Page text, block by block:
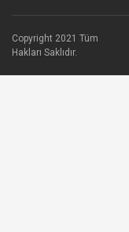
Copyright 2021 Tüm
Hakları Saklıdır.